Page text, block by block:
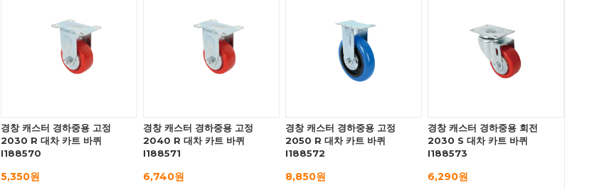
경창 캐스터 경하중용 고정
2030 R 대차 카트 바퀴
I188570
5,350원
경창 캐스터 경하중용 고정
2040 R 대차 카트 바퀴
I188571
6,740원
경창 캐스터 경하중용 고정
2050 R 대차 카트 바퀴
I188572
8,850원
경창 캐스터 경하중용 회전
2030 S 대차 카트 바퀴
I188573
6,290원